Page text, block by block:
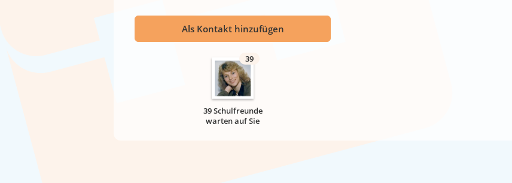
Als Kontakt hinzufügen
39
39 Schulfreunde
warten auf Sie